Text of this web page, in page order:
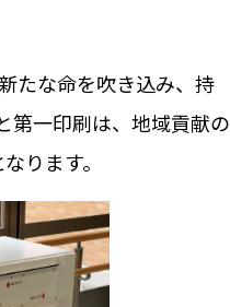
たな命を吹き込み、持
第一印刷は、地域貢献の
ります。